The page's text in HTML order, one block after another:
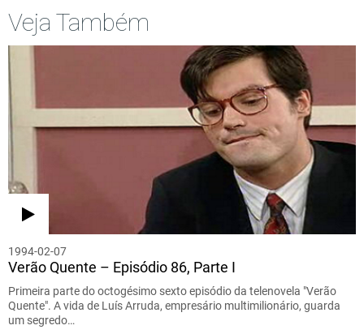
Veja Também
1994-02-07
Verão Quente – Episódio 86, Parte I
Primeira parte do octogésimo sexto episódio da telenovela "Verão
Quente". A vida de Luís Arruda, empresário multimilionário, guarda
um segredo…